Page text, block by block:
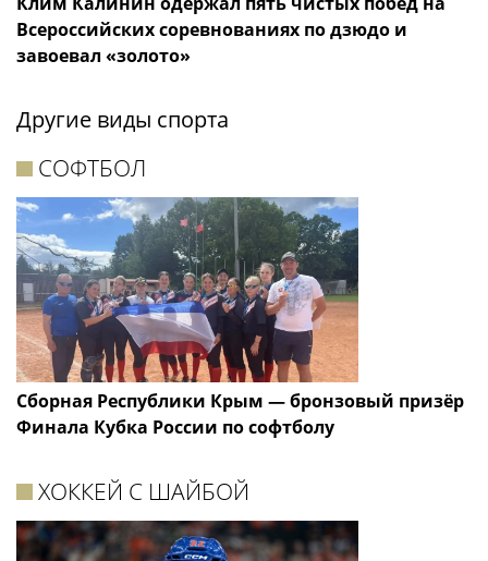
Всероссийских соревнованиях по дзюдо и
завоевал «золото»
Другие виды спорта
СОФТБОЛ
Сборная Республики Крым — бронзовый призёр
Финала Кубка России по софтболу
ХОККЕЙ С ШАЙБОЙ